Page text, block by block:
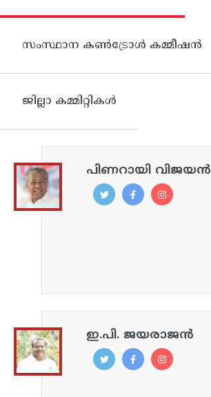
സംസ്ഥാന കണ്‍ട്രോള്‍ കമ്മീഷന്‍
ജില്ലാ കമ്മിറ്റികൾ
പിണറായി വിജയൻ
ഇ.പി. ജയരാജൻ